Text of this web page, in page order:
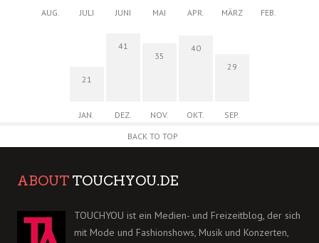
AUG. JULI JUNI MAI APR. MÄRZ FEB.
21
JAN.
41
DEZ.
35
NOV.
40
OKT.
29
SEP.
BACK TO TOP
ABOUT TOUCHYOU.DE
TOUCHYOU ist ein Medien- und Freizeitblog, der sich
mit Mode und Fashionshows, Musik und Konzerten,